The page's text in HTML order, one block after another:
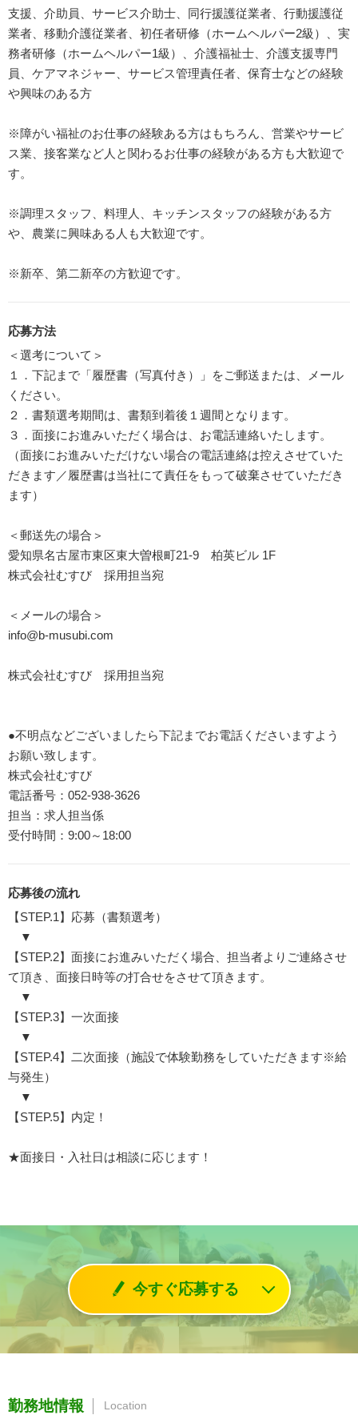
支援、介助員、サービス介助士、同行援護従業者、行動援護従
業者、移動介護従業者、初任者研修（ホームヘルパー2級）、実
務者研修（ホームヘルパー1級）、介護福祉士、介護支援専門
員、ケアマネジャー、サービス管理責任者、保育士などの経験
や興味のある方
※障がい福祉のお仕事の経験ある方はもちろん、営業やサービ
ス業、接客業など人と関わるお仕事の経験がある方も大歓迎で
す。
※調理スタッフ、料理人、キッチンスタッフの経験がある方
や、農業に興味ある人も大歓迎です。
※新卒、第二新卒の方歓迎です。
応募方法
＜選考について＞
１．下記まで「履歴書（写真付き）」をご郵送または、メール
ください。
２．書類選考期間は、書類到着後１週間となります。
３．面接にお進みいただく場合は、お電話連絡いたします。
（面接にお進みいただけない場合の電話連絡は控えさせていた
だきます／履歴書は当社にて責任をもって破棄させていただき
ます）
＜郵送先の場合＞
愛知県名古屋市東区東大曽根町21-9 柏英ビル 1F
株式会社むすび 採用担当宛
＜メールの場合＞
info@b-musubi.com
株式会社むすび 採用担当宛
●不明点などございましたら下記までお電話くださいますよう
お願い致します。
株式会社むすび
電話番号：052-938-3626
担当：求人担当係
受付時間：9:00～18:00
応募後の流れ
【STEP.1】応募（書類選考）
▼
【STEP.2】面接にお進みいただく場合、担当者よりご連絡させ
て頂き、面接日時等の打合せをさせて頂きます。
▼
【STEP.3】一次面接
▼
【STEP.4】二次面接（施設で体験勤務をしていただきます※給
与発生）
▼
【STEP.5】内定！
★面接日・入社日は相談に応じます！
今すぐ応募する
勤務地情報 Location